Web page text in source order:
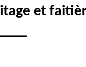
et